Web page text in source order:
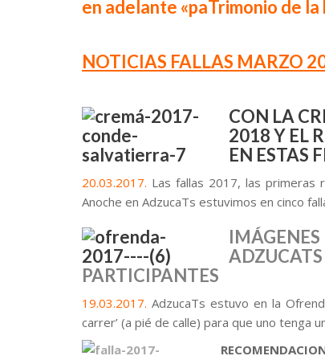
en adelante «paTrimonio de la
NOTICIAS FALLAS MARZO
CON LA
2018 Y EL
EN ESTAS
20.03.2017. Las fallas 2017, las primeras
Anoche en AdzucaTs estuvimos en cinco
PARTICIPANTES
19.03.2017. AdzucaTs estuvo en la
carrer’ (a pié de calle) para que uno tenga